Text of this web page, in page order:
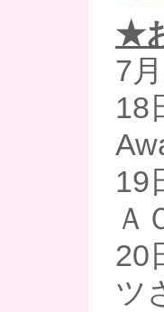
★
7
18
19
Ａ
20
ツ